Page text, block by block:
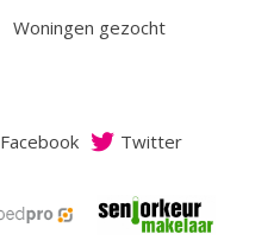
Woningen gezocht
Facebook Twitter